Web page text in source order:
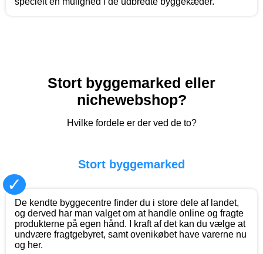
Stort byggemarked eller
nichewebshop?
Hvilke fordele er der ved de to?
Stort byggemarked
✓
De kendte byggecentre finder du i store dele af landet,
og derved har man valget om at handle online og fragte
produkterne på egen hånd. I kraft af det kan du vælge at
undvære fragtgebyret, samt ovenikøbet have varerne nu
og her.